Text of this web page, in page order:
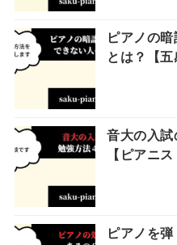
ピアノの
とは？【五
音大の入試
【ピアニ
ピアノを